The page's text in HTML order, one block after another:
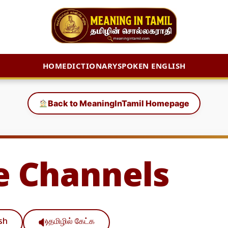
HOMEDICTIONARYSPOKEN ENGLISH
Back to MeaningInTamil Homepage
Channels
தமிழில் கேட்க